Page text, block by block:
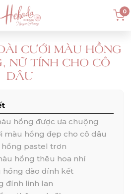
0
CƯỚI MÀU HỒNG
NỮ TÍNH CHO CÔ
DÂU
hồng được ưa chuộng
màu hồng đẹp cho cô dâu
hồng pastel trơn
hồng thêu hoa nhí
hồng đào đính kết
đính linh lan